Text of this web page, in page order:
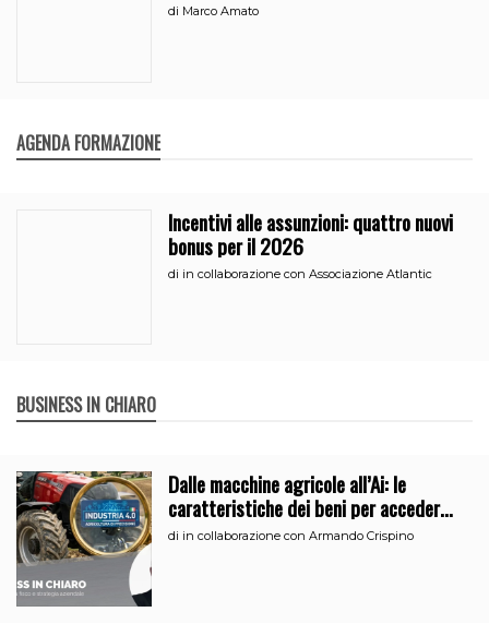
di Marco Amato
AGENDA FORMAZIONE
Incentivi alle assunzioni: quattro nuovi
bonus per il 2026
di in collaborazione con Associazione Atlantic
BUSINESS IN CHIARO
Dalle macchine agricole all’Ai: le
caratteristiche dei beni per accedere
all’iperammortamento
di in collaborazione con Armando Crispino